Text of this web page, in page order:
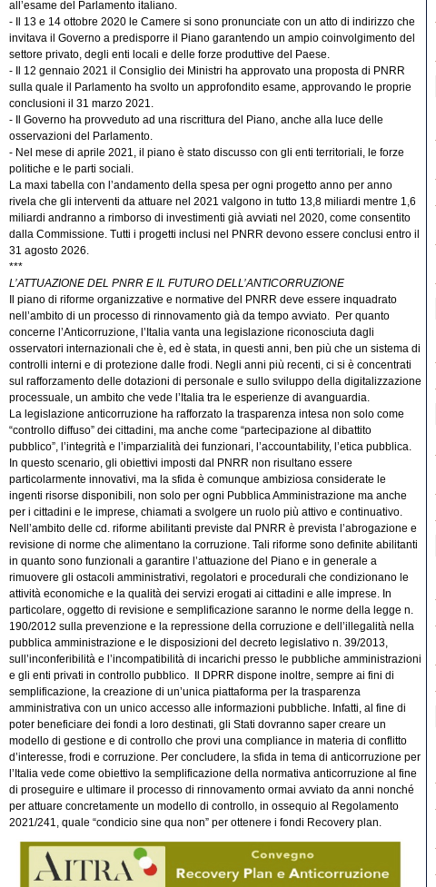
all’esame del Parlamento italiano.
- Il 13 e 14 ottobre 2020 le Camere si sono pronunciate con un atto di indirizzo che
invitava il Governo a predisporre il Piano garantendo un ampio coinvolgimento del
settore privato, degli enti locali e delle forze produttive del Paese.
- Il 12 gennaio 2021 il Consiglio dei Ministri ha approvato una proposta di PNRR
sulla quale il Parlamento ha svolto un approfondito esame, approvando le proprie
conclusioni il 31 marzo 2021.
- Il Governo ha provveduto ad una riscrittura del Piano, anche alla luce delle
osservazioni del Parlamento.
- Nel mese di aprile 2021, il piano è stato discusso con gli enti territoriali, le forze
politiche e le parti sociali.
La maxi tabella con l’andamento della spesa per ogni progetto anno per anno
rivela che gli interventi da attuare nel 2021 valgono in tutto 13,8 miliardi mentre 1,6
miliardi andranno a rimborso di investimenti già avviati nel 2020, come consentito
dalla Commissione. Tutti i progetti inclusi nel PNRR devono essere conclusi entro il
31 agosto 2026.
***
L’ATTUAZIONE DEL PNRR E IL FUTURO DELL’ANTICORRUZIONE
Il piano di riforme organizzative e normative del PNRR deve essere inquadrato
nell’ambito di un processo di rinnovamento già da tempo avviato. Per quanto
concerne l’Anticorruzione, l’Italia vanta una legislazione riconosciuta dagli
osservatori internazionali che è, ed è stata, in questi anni, ben più che un sistema di
controlli interni e di protezione dalle frodi. Negli anni più recenti, ci si è concentrati
sul rafforzamento delle dotazioni di personale e sullo sviluppo della digitalizzazione
processuale, un ambito che vede l’Italia tra le esperienze di avanguardia.
La legislazione anticorruzione ha rafforzato la trasparenza intesa non solo come
“controllo diffuso” dei cittadini, ma anche come “partecipazione al dibattito
pubblico”, l’integrità e l’imparzialità dei funzionari, l’accountability, l’etica pubblica.
In questo scenario, gli obiettivi imposti dal PNRR non risultano essere
particolarmente innovativi, ma la sfida è comunque ambiziosa considerate le
ingenti risorse disponibili, non solo per ogni Pubblica Amministrazione ma anche
per i cittadini e le imprese, chiamati a svolgere un ruolo più attivo e continuativo.
Nell’ambito delle cd. riforme abilitanti previste dal PNRR è prevista l’abrogazione e
revisione di norme che alimentano la corruzione. Tali riforme sono definite abilitanti
in quanto sono funzionali a garantire l’attuazione del Piano e in generale a
rimuovere gli ostacoli amministrativi, regolatori e procedurali che condizionano le
attività economiche e la qualità dei servizi erogati ai cittadini e alle imprese. In
particolare, oggetto di revisione e semplificazione saranno le norme della legge n.
190/2012 sulla prevenzione e la repressione della corruzione e dell’illegalità nella
pubblica amministrazione e le disposizioni del decreto legislativo n. 39/2013,
sull’inconferibilità e l’incompatibilità di incarichi presso le pubbliche amministrazioni
e gli enti privati in controllo pubblico. Il DPRR dispone inoltre, sempre ai fini di
semplificazione, la creazione di un’unica piattaforma per la trasparenza
amministrativa con un unico accesso alle informazioni pubbliche. Infatti, al fine di
poter beneficiare dei fondi a loro destinati, gli Stati dovranno saper creare un
modello di gestione e di controllo che provi una compliance in materia di conflitto
d’interesse, frodi e corruzione. Per concludere, la sfida in tema di anticorruzione per
l’Italia vede come obiettivo la semplificazione della normativa anticorruzione al fine
di proseguire e ultimare il processo di rinnovamento ormai avviato da anni nonché
per attuare concretamente un modello di controllo, in ossequio al Regolamento
2021/241, quale “condicio sine qua non” per ottenere i fondi Recovery plan.